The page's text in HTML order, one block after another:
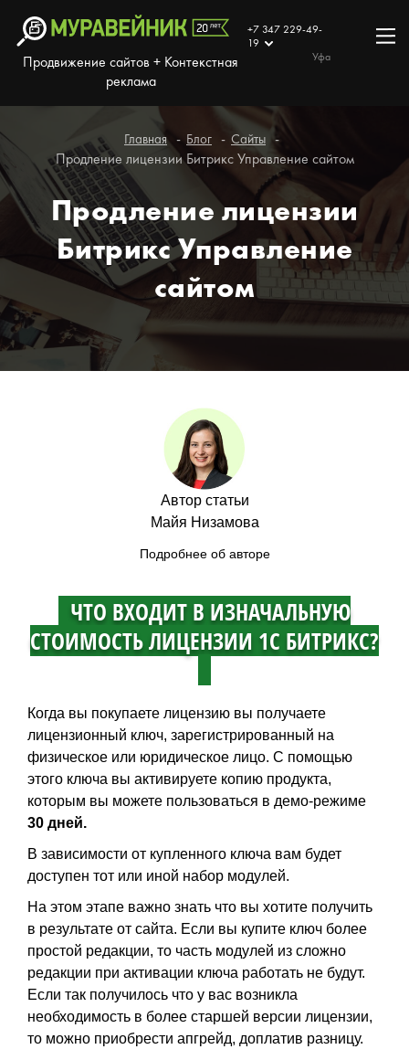
Продвижение сайтов + Контекстная
реклама
+7 347 229-49-
19
Уфа
Главная Блог Сайты
Продление лицензии Битрикс Управление сайтом
Продление лицензии
Битрикс Управление
сайтом
Автор статьи
Майя Низамова
Подробнее об авторе
ЧТО ВХОДИТ В ИЗНАЧАЛЬНУЮ
СТОИМОСТЬ ЛИЦЕНЗИИ 1С БИТРИКС?
Когда вы покупаете лицензию вы получаете
лицензионный ключ, зарегистрированный на
физическое или юридическое лицо. С помощью
этого ключа вы активируете копию продукта,
которым вы можете пользоваться в демо-режиме
30 дней.
В зависимости от купленного ключа вам будет
доступен тот или иной набор модулей.
На этом этапе важно знать что вы хотите получить
в результате от сайта. Если вы купите ключ более
простой редакции, то часть модулей из сложно
редакции при активации ключа работать не будут.
Если так получилось что у вас возникла
необходимость в более старшей версии лицензии,
то можно приобрести апгрейд, доплатив разницу.